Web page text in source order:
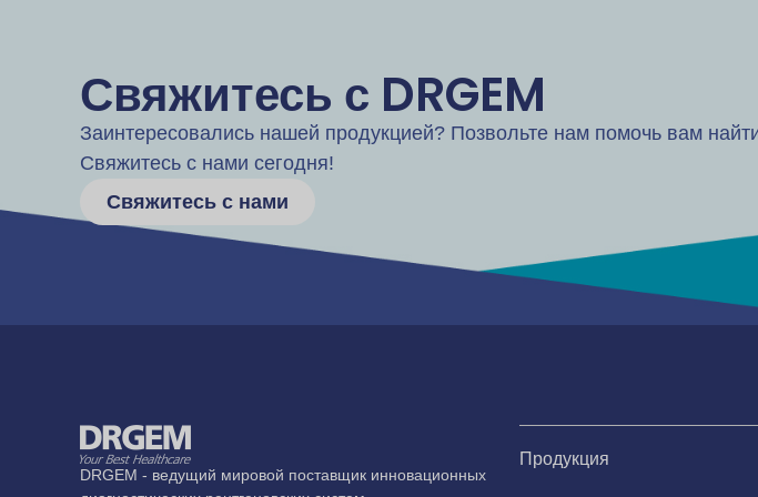
Свяжитесь с DRGEM
Заинтересовались нашей продукцией? Позвольте нам помочь вам
Свяжитесь с нами сегодня!
Свяжитесь с нами
DRGEM - ведущий мировой поставщик инновационных
Продукция